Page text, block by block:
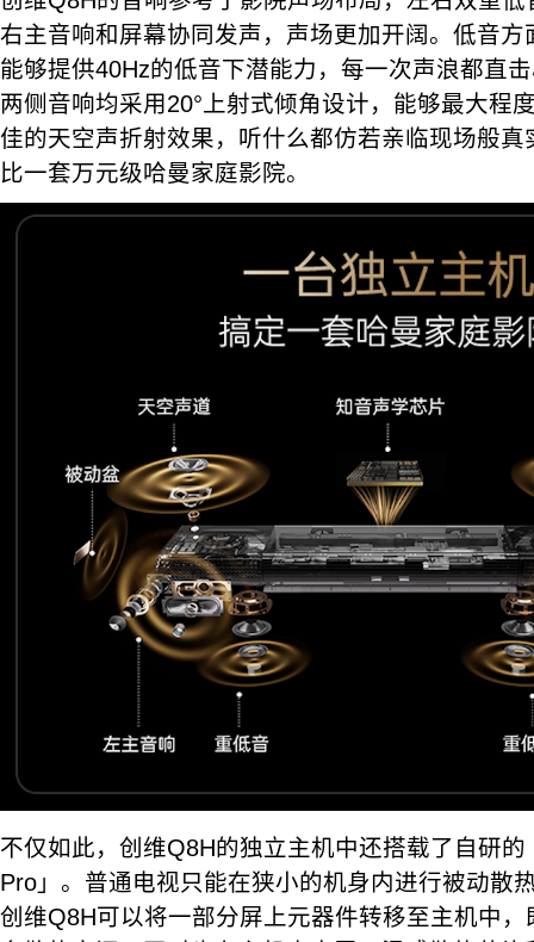
右主音响和屏幕协同发声，声场更加开阔。低音
能够提供40Hz的低音下潜能力，每一次声浪都直
两侧音响均采用20°上射式倾角设计，能够最大程
佳的天空声折射效果，听什么都仿若亲临现场般
比一套万元级哈曼家庭影院。
不仅如此，创维Q8H的独立主机中还搭载了自研
Pro」。普通电视只能在狭小的机身内进行被动散
创维Q8H可以将一部分屏上元器件转移至主机中